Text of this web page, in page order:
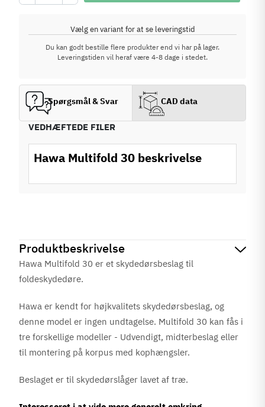
Produktbeskrivelse
Hawa Multifold 30 er et skydedørsbeslag til
foldeskydedøre.
Hawa er kendt for højkvalitets skydedørsbeslag, og
denne model er ingen undtagelse. Multifold 30 kan fås i
tre forskellige modeller - Udvendigt, midterbeslag eller
til montering på korpus med kophængsler.
Beslaget er til skydedørslåger lavet af træ.
Vælg en variant for at se leveringstid
Du kan godt bestille flere produkter end vi har på lager.
Leveringstiden vil heraf være 4-8 dage i stedet.
Spørgsmål & Svar CAD data
VEDHÆFTEDE FILER
Hawa Multifold 30 beskrivelse